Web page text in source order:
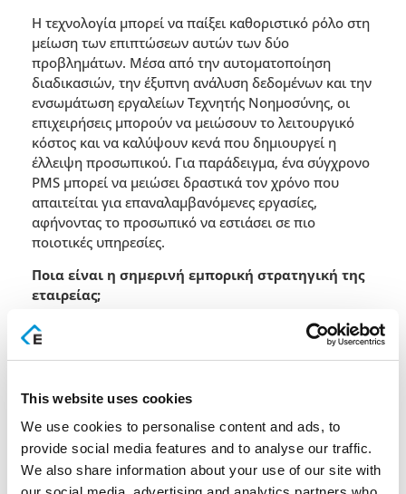
This website uses cookies
We use cookies to personalise content and ads, to
provide social media features and to analyse our traffic.
We also share information about your use of our site with
Η τεχνολογία µπορεί να παίξει καθοριστικό ρόλο στη
µείωση των επιπτώσεων αυτών των δύο
προβληµάτων. Μέσα από την αυτοµατοποίηση
διαδικασιών, την έξυπνη ανάλυση δεδοµένων και την
ενσωµάτωση εργαλείων Τεχνητής Νοηµοσύνης, οι
επιχειρήσεις µπορούν να µειώσουν το λειτουργικό
κόστος και να καλύψουν κενά που δηµιουργεί η
έλλειψη προσωπικού. Για παράδειγµα, ένα σύγχρονο
PMS µπορεί να µειώσει δραστικά τον χρόνο που
απαιτείται για επαναλαµβανόµενες εργασίες,
αφήνοντας το προσωπικό να εστιάσει σε πιο
ποιοτικές υπηρεσίες.
Ποια είναι η σηµερινή εµπορική στρατηγική της
εταιρείας;
Η εµπορική στρατηγική της EPSILON HOSPITALITY
βασίζεται σε τρεις άξονες: ενίσχυση της εµπορικής
ενιαίου περιβάλλοντος δεδοµένων που συνδέει όλες
τις οµάδες και τα τµήµατα. Στόχος µας είναι να
προσφέρουµε λύσεις που δεν περιορίζονται στη
διαχείριση, αλλά λειτουργούν ως πραγµατικοί µοχλοί
ανάπτυξης και κερδοφορίας.